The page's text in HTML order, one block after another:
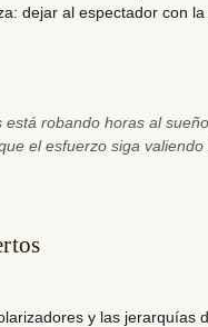
dejar al espectador con
está robando horas al
el esfuerzo siga valiendo
y las jerarquías